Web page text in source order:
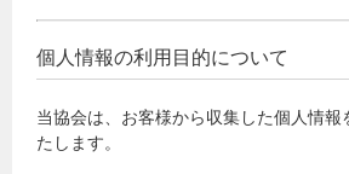
個人情報の利用目的について
当協会は、お客様から収集した個人情
たします。